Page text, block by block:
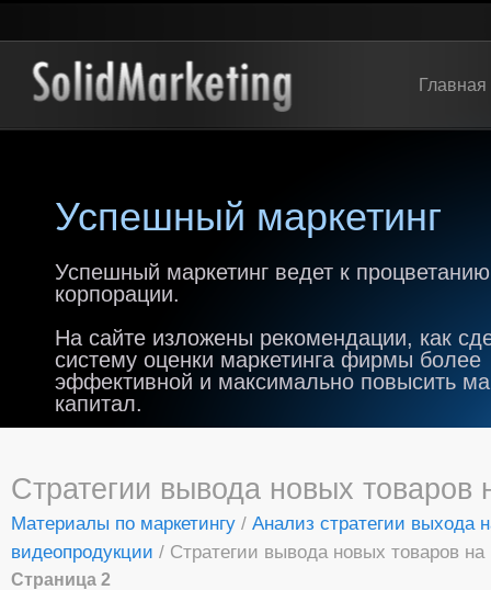
Главная
Успешный маркетинг
Успешный маркетинг ведет к процветанию
корпорации.
На сайте изложены рекомендации, как
систему оценки маркетинга фирмы более
эффективной и максимально повысить
капитал.
Стратегии вывода новых товаров
Материалы по маркетингу / Анализ стратегии выхода
видеопродукции / Стратегии вывода новых товаров на
Страница 2